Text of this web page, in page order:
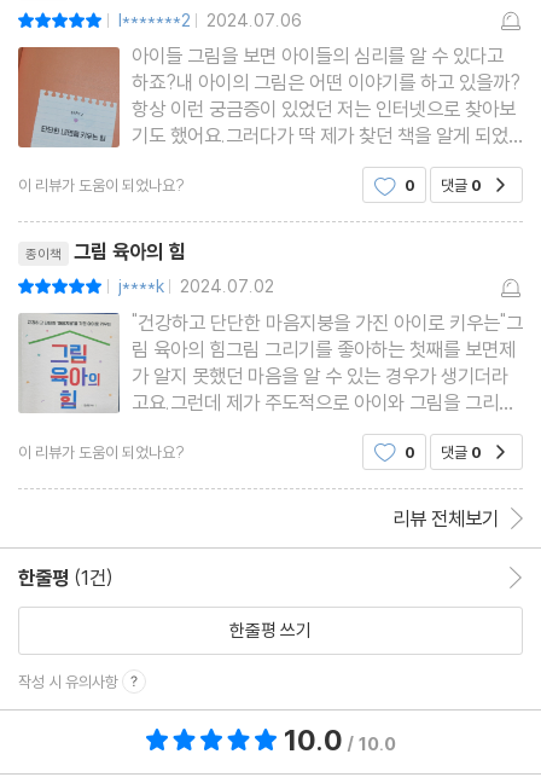
주세요
PART 5 스스로의 속도를 믿는 힘
예민한 감각| 낮은 수준의 자극부터 점차적으로 탐색하는 경험
감각 추구| 감각을 처리하고 조절할 수 있는 환경
과독증| 책을 위한 독서가 아닌 상호작용을 위한 독서로
학습장애| 아이의 어려움과 좌절감에 공감해주는 것
틱장애| “너의 잘못이 아니야.” 아이의 행동을 수용해주세요
남 탓| 부모님이 느끼는 감정을 솔직하게 이야기해주세요
* 마음지붕 테라피·부모님과 함께하는 우리 아이 심리 검사
* 마음지붕 테라피·“우리는 코로나 키즈입니다.”
| l*******2 | 2024.07.06
아이들 그림을 보면 아이들의 심리를 알 수 있다고
하죠?내 아이의 그림은 어떤 이야기를 하고 있을까?
항상 이런 궁금증이 있었던 저는 인터넷으로 찾아보
기도 했어요.그러다가 딱 제가 찾던 책을 알게 되었
어요.처음에는 그림책을 읽어주며 아이의 심리를 어
루만져주는 책인가 했는데자세히 보니 바로 제가 궁
금했던 그림으로 아이의 심리를 알아보는 책이였어
요.작가님께서는 국내 미술
이 리뷰가 도움이 되었나요? 0 댓글 0
종이책 그림 육아의 힘
| j****k | 2024.07.02
"건강하고 단단한 마음지붕을 가진 아이로 키우는"그
림 육아의 힘그림 그리기를 좋아하는 첫째를 보면제
가 알지 못했던 마음을 알 수 있는 경우가 생기더라
고요.그런데 제가 주도적으로 아이와 그림을 그리기
보다아이가 그림을 그려오면아이의 그림을 보고, 아
이의 마음을 헤아릴 수 있는 경우였는데...＜ 그림 육
이 리뷰가 도움이 되었나요? 0 댓글 0
리뷰 전체보기
한줄평 (1건)
한줄평 쓰기
작성 시 유의사항
10.0 / 10.0